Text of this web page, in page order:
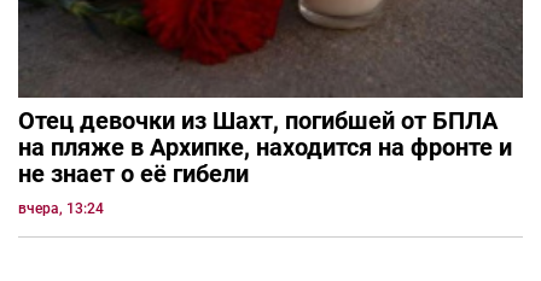
Отец девочки из Шахт, погибшей от БПЛА
на пляже в Архипке, находится на фронте и
не знает о её гибели
вчера, 13:24